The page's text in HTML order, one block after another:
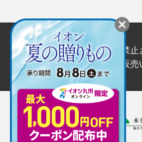
20歳未満の飲酒は法律で禁止
20歳未満の方にはお酒を販売